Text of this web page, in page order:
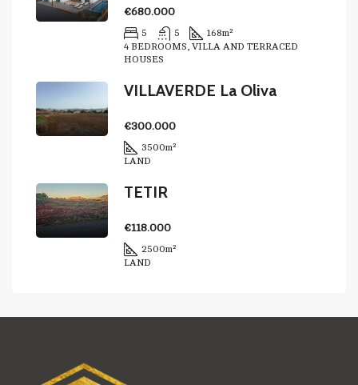
€680.000
5 5 168m²
4 BEDROOMS, VILLA AND TERRACED
HOUSES
VILLAVERDE La Oliva
€300.000
3500m²
LAND
TETIR
€118.000
2500m²
LAND